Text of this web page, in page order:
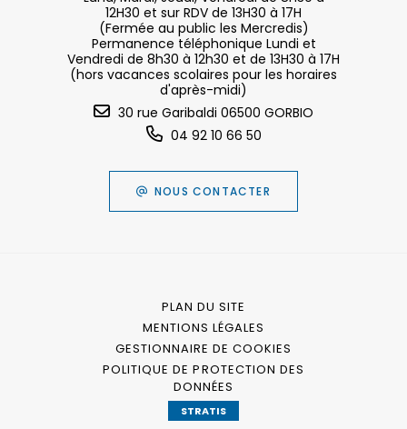
12H30 et sur RDV de 13H30 à 17H
(Fermée au public les Mercredis)
Permanence téléphonique Lundi et
Vendredi de 8h30 à 12h30 et de 13H30 à 17H
(hors vacances scolaires pour les horaires
d'après-midi)
30 rue Garibaldi 06500 GORBIO
04 92 10 66 50
NOUS CONTACTER
PLAN DU SITE
MENTIONS LÉGALES
GESTIONNAIRE DE COOKIES
POLITIQUE DE PROTECTION DES
DONNÉES
STRATIS